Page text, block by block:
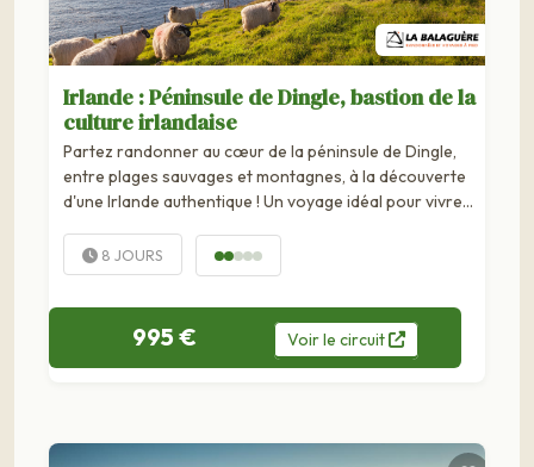
Irlande : Péninsule de Dingle, bastion de la
culture irlandaise
Partez randonner au cœur de la péninsule de Dingle,
entre plages sauvages et montagnes, à la découverte
d'une Irlande authentique ! Un voyage idéal pour vivre
falaises vertigineuses, et...
8 JOURS
995 € Voirle circuit